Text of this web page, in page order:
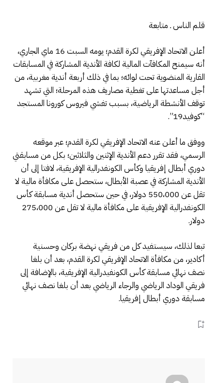
قلم الناس ـ متابعة
أعلن الاتحاد الإفريقي لكرة القدم؛ يومه السبت 16 ماي الجاري،
أنه سيمنح المكافآت المالية لكافة الأندية المشاركة في المسابقات
القارية المنضوية تحت لوائه؛ بما في ذلك أربعة أندية مغربية، من
أجل مساعدتها على تغطية مصاريف هذه المرحلة؛ التي تشهد
توقف الأنشطة الرياضية، بسبب تفشي فيروس كورونا المستجد
“كوفيد19”.
ووفق ما أعلن عنه الاتحاد الإفريقي لكرة القدم؛ عبر موقعه
الرسمي، فقد تقرر دعم الأندية الإثنين والثلاثين؛ بكل من مسابقتي
دوري أبطال إفريقيا وكأس الكونفدرالية الإفريقية، لافتا إلى أن
الأندية المشاركة في عصبة الأبطال، ستحصل على مكافأة مالية لا
تقل عن 550،000 دولار، في حين ستحصل أندية مسابقة كأس
الكونفدرالية الإفريقية على مكافأة مالية لا تقل عن 275،000
دولار.
تبعا لذلك، سيستفيد كل من فريقي نهضة بركان وحسنية
أكادير، من مكافأة الاتحاد الإفريقي لكرة القدم، بعد أن بلغا
نصف نهائي مسابقة كأس الكونفيدرالية الإفريقية، بالإضافة إلى
فريقي الوداد الرياضي والرجاء الرياضي بعد أن بلغا نصف نهائي
مسابقة دوري أبطال إفريقيا.